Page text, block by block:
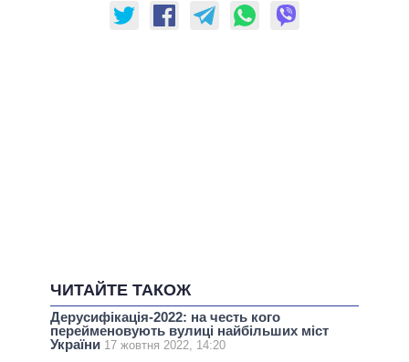
ЧИТАЙТЕ ТАКОЖ
Дерусифікація-2022: на честь кого
перейменовують вулиці найбільших міст
України 17 жовтня 2022, 14:20